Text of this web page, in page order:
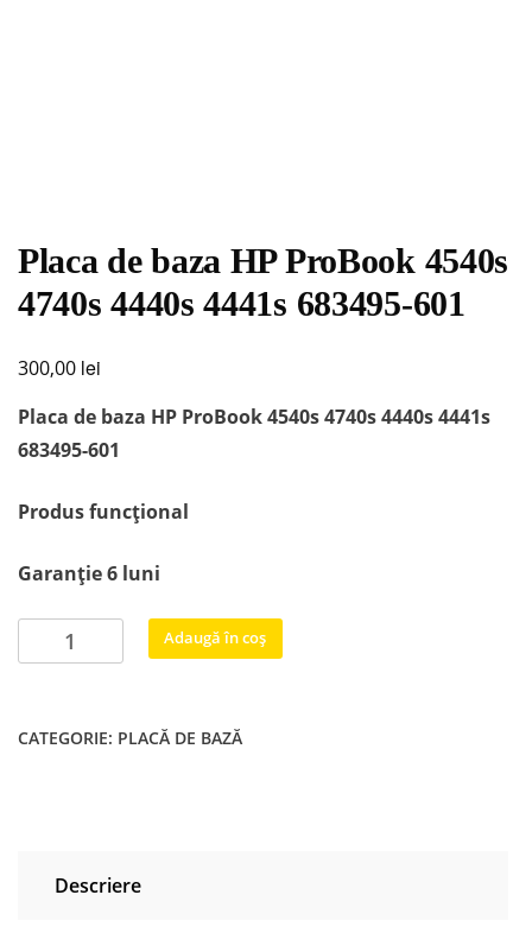
Placa de baza HP ProBook 4540s
4740s 4440s 4441s 683495-601
300,00 lei
Placa de baza HP ProBook 4540s 4740s 4440s 4441s
683495-601
Produs funcțional
Garanție 6 luni
Cantitate
Placa
HP
4441s
Adaugă în coș
CATEGORIE: PLACĂ DE BAZĂ
Descriere